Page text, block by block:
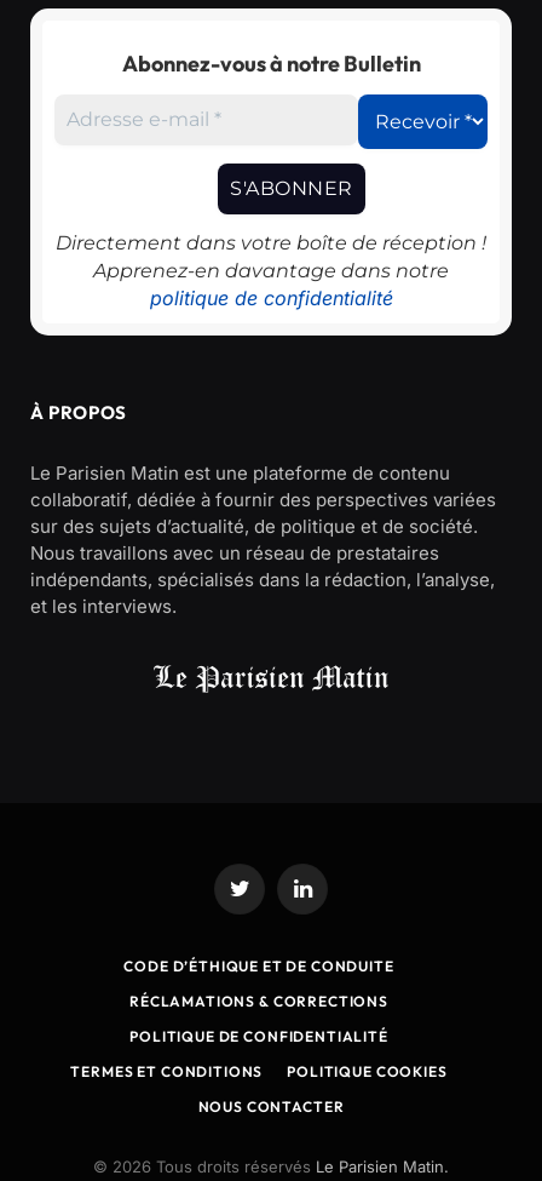
Abonnez-vous à notre Bulletin
Directement dans votre boîte de réception !
Apprenez-en davantage dans notre
politique de confidentialité
À PROPOS
Le Parisien Matin est une plateforme de contenu
collaboratif, dédiée à fournir des perspectives variées
sur des sujets d’actualité, de politique et de société.
Nous travaillons avec un réseau de prestataires
indépendants, spécialisés dans la rédaction, l’analyse,
et les interviews.
Twitter LinkedIn
CODE D’ÉTHIQUE ET DE CONDUITE
RÉCLAMATIONS & CORRECTIONS
POLITIQUE DE CONFIDENTIALITÉ
TERMES ET CONDITIONS
POLITIQUE COOKIES
NOUS CONTACTER
© 2026 Tous droits réservés Le Parisien Matin.